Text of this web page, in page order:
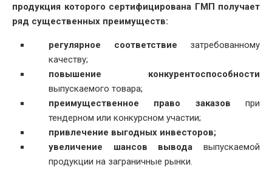
продукция которого сертифицирована ГМП получает
ряд существенных преимуществ:
регулярное соответствие затребованному
качеству;
повышение конкурентоспособности
выпускаемого товара;
преимущественное право заказов при
тендерном или конкурсном участии;
привлечение выгодных инвесторов;
увеличение шансов вывода выпускаемой
продукции на заграничные рынки.